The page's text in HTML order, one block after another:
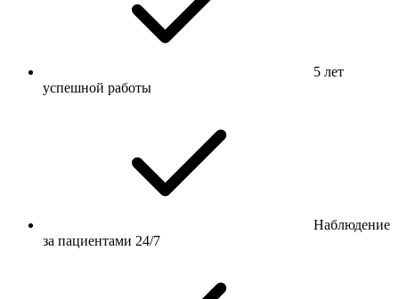
5 лет
успешной работы
Наблюдение
за пациентами 24/7